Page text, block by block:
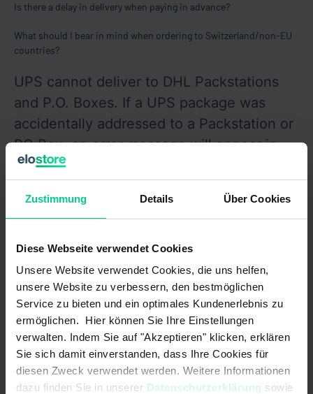
Zustimmung Details Über Cookies
Diese Webseite verwendet Cookies
Unsere Website verwendet Cookies, die uns helfen,
unsere Website zu verbessern, den bestmöglichen
Service zu bieten und ein optimales Kundenerlebnis zu
ermöglichen. Hier können Sie Ihre Einstellungen
verwalten. Indem Sie auf "Akzeptieren" klicken, erklären
Sie sich damit einverstanden, dass Ihre Cookies für
diesen Zweck verwendet werden. Weitere Informationen
dazu finden Sie in unserer Datenschutzerklärung sowie
Is there a delay in delivery when paying in advance?
What should I bear in mind when ordering to Switzerland/non-EU
countries?
UPS cannot deliver to DHL Packstations
and P.O. Boxes. If a UPS package was
accidentally addressed to a Packstation or
PO Box, an error message will appear in
the tracking.
Related help topics
General
Newsletter
Registration / Deregistration
Guarantee / Warranty